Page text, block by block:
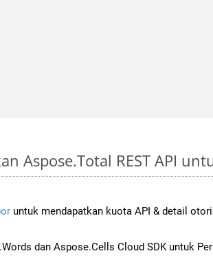
Aspose.Total REST API
untuk mendapatkan kuota API & detail
dan Aspose.Cells Cloud SDK untuk